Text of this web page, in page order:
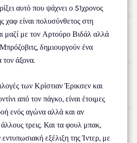
αυτό που ψάχνει ο 51χρονος
χαφ είναι πολυσύνθετος στη
μαζί με τον Αρτούρο Βιδάλ αλλά
δημιουργούν ένα
τον άξονα.
των Κρίστιαν Έρικσεν και
από τον πάγκο, είναι έτοιμες
ενός αγώνα αλλά και αν
τρεις. Και τα φουλ μπακ,
εντυπωσιακή εξέλιξη της Ίντερ, με